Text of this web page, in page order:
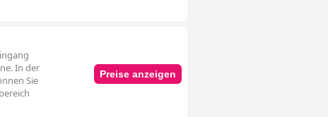
In der
Sie
Preise anzeigen